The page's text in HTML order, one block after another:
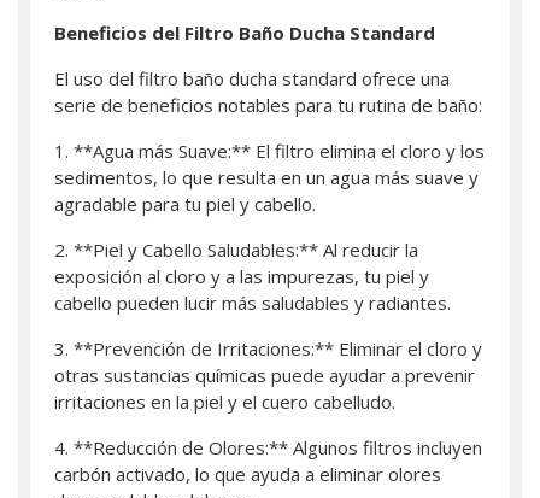
Beneficios del Filtro Baño Ducha Standard
El uso del filtro baño ducha standard ofrece una
serie de beneficios notables para tu rutina de baño:
1. **Agua más Suave:** El filtro elimina el cloro y los
sedimentos, lo que resulta en un agua más suave y
agradable para tu piel y cabello.
2. **Piel y Cabello Saludables:** Al reducir la
exposición al cloro y a las impurezas, tu piel y
cabello pueden lucir más saludables y radiantes.
3. **Prevención de Irritaciones:** Eliminar el cloro y
otras sustancias químicas puede ayudar a prevenir
irritaciones en la piel y el cuero cabelludo.
4. **Reducción de Olores:** Algunos filtros incluyen
carbón activado, lo que ayuda a eliminar olores